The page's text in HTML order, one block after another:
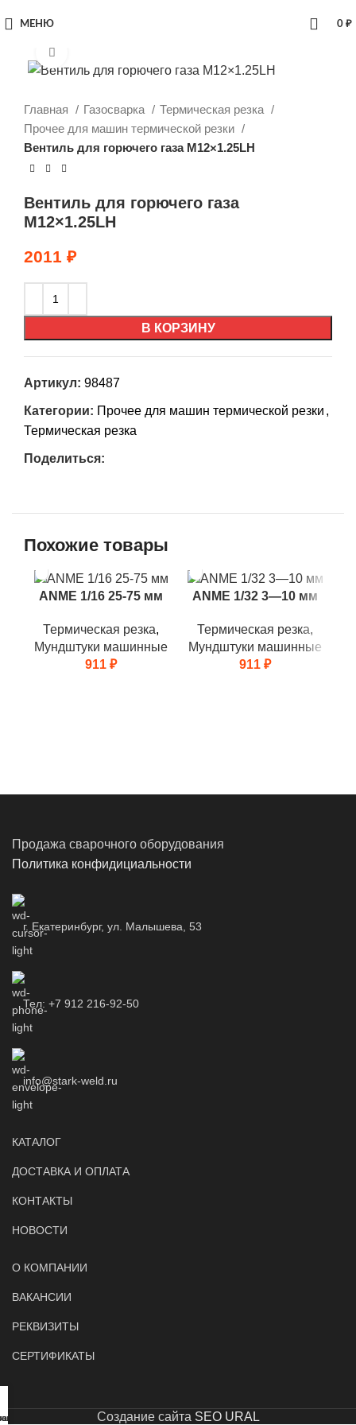
МЕНЮ 0 ₽
Главная Газосварка
Термическая резка
Прочее для машин термической резки
Вентиль для горючего газа M12×1.25LH
Вентиль для горючего газа
M12×1.25LH
2011 ₽
В КОРЗИНУ
Артикул: 98487
Категории: Прочее для машин термической резки ,
Термическая резка
Поделиться:
Похожие товары
ANME 1/16 25-75 мм
Термическая резка,
Мундштуки машинные
911 ₽
ANME 1/32 3—10 мм
Термическая резка,
Мундштуки машинные
911 ₽
Продажа сварочного оборудования
Политика конфидициальности
г. Екатеринбург, ул. Малышева, 53
Тел: +7 912 216-92-50
info@stark-weld.ru
КАТАЛОГ
ДОСТАВКА И ОПЛАТА
КОНТАКТЫ
НОВОСТИ
О КОМПАНИИ
ВАКАНСИИ
РЕКВИЗИТЫ
СЕРТИФИКАТЫ
Создание сайта SEO URAL